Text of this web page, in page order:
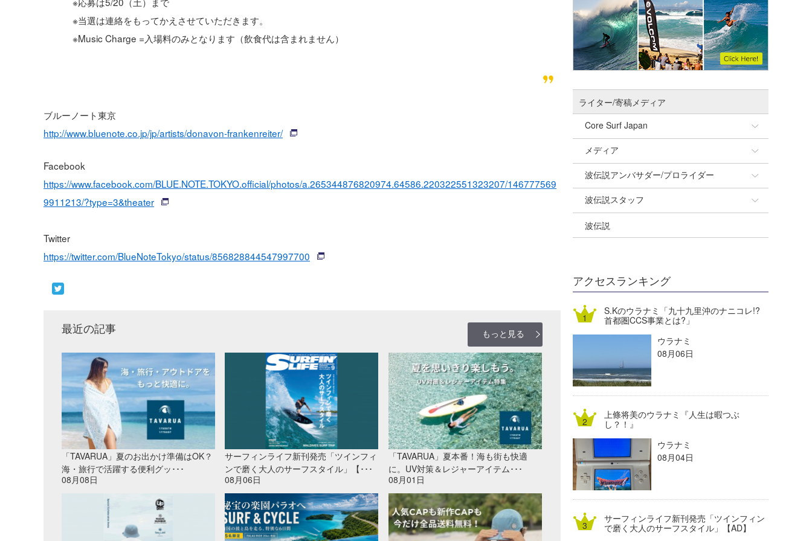
※当選は連絡をもってかえさせていただきます。
※Music Charge =入場料のみとなります（飲食代は含まれません）
ブルーノート東京
http://www.bluenote.co.jp/jp/artists/donavon-frankenreiter/
Facebook
https://www.facebook.com/BLUE.NOTE.TOKYO.official/photos/a.265344876820974.64586.220322551323207/146777569
9911213/?type=3&theater
Twitter
https://twitter.com/BlueNoteTokyo/status/856828844547997700
最近の記事 もっと見る
「TAVARUA」夏のお出かけ準備はOK？
海・旅行で活躍する便利グッ･･･
08月08日
サーフィンライフ新刊発売「ツインフィ
ンで磨く大人のサーフスタイル」【･･･
08月06日
「TAVARUA」夏本番！海も街も快適
に。UV対策＆レジャーアイテム･･･
08月01日
ライター/寄稿メディア
Core Surf Japan
Naoya Kimoto
mitsuteru Kamio
Yasunari Inoue
Yoshiyuki Obata
DELTA FORCE SURF
熊谷素子
メディア
SURFMEDIA
Colors MAGAZINE
WAVAL
波伝説アンバサダー/プロライダー
福島寿実子
中浦“JET”章
進士剛光
植村未来
大野”MAR”修聖
喜納海人
波伝説スタッフ
☆加藤
Aichan
ECE
H
KID
KOBU
KY
MIN
mitz
OYZ
波伝説
アクセスランキング
S.Kのウラナミ「九十九里沖のナニコレ!?
首都圏CCS事業とは?」
ウラナミ
08月06日
上條将美のウラナミ『人生は暇つぶ
し？！』
ウラナミ
08月04日
サーフィンライフ新刊発売「ツインフィン
で磨く大人のサーフスタイル」【AD】